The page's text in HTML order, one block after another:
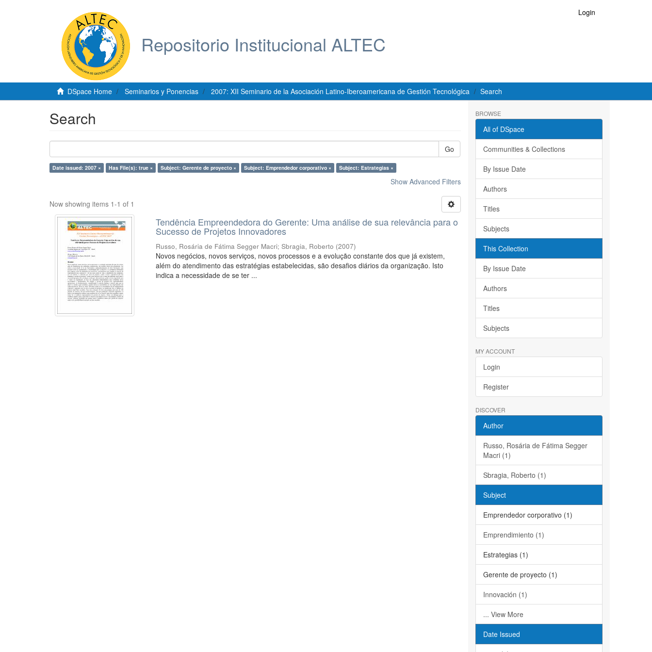
Repositorio Institucional ALTEC
Login
DSpace Home Seminarios y Ponencias 2007: XII Seminario de la Asociación Latino-Iberoamericana de Gestión Tecnológica Search
Search
Go
Date issued: 2007 × Has File(s): true × Subject: Gerente de proyecto × Subject: Emprendedor corporativo × Subject: Estrategias ×
Show Advanced Filters
Now showing items 1-1 of 1
Tendência Empreendedora do Gerente: Uma análise de sua relevância para o
Sucesso de Projetos Innovadores
Russo, Rosária de Fátima Segger Macri;Sbragia, Roberto (2007)
Novos negócios, novos serviços, novos processos e a evolução constante dos que já existem,
além do atendimento das estratégias estabelecidas, são desafios diários da organização. Isto
indica a necessidade de se ter ...
BROWSE
All of DSpace
Communities & Collections
By Issue Date
Authors
Titles
Subjects
This Collection
By Issue Date
Authors
Titles
Subjects
MY ACCOUNT
Login
Register
DISCOVER
Author
Russo, Rosária de Fátima Segger
Macri (1)
Sbragia, Roberto (1)
Subject
Emprendedor corporativo (1)
Emprendimiento (1)
Estrategias (1)
Gerente de proyecto (1)
Innovación (1)
... View More
Date Issued